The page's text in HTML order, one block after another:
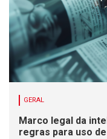
GERAL
Marco legal da
regras para uso